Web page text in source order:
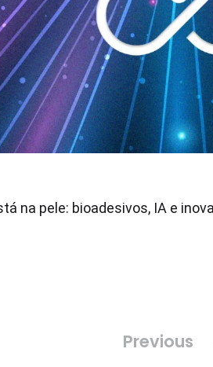
na pele: bioadesivos, IA e
Previous